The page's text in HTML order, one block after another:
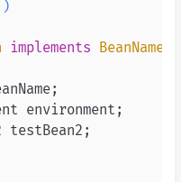
implements
environment;
testBean2;